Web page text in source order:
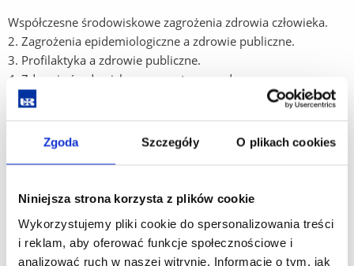
Zgoda Szczegóły O plikach cookies
Niniejsza strona korzysta z plików cookie
Wykorzystujemy pliki cookie do spersonalizowania treści
i reklam, aby oferować funkcje społecznościowe i
analizować ruch w naszej witrynie. Informacje o tym, jak
Współczesne środowiskowe zagrożenia zdrowia człowieka.
2. Zagrożenia epidemiologiczne a zdrowie publiczne.
3. Profilaktyka a zdrowie publiczne.
4. Zdrowie środowiskowe a postępy medycyny pracy.
5. Zachowania zdrowotne jednostki, rodziny, społeczności.
w dobie COVID-19.
8. VARIA
Planowane sesje i formy prezentacji
- Sesja ustna